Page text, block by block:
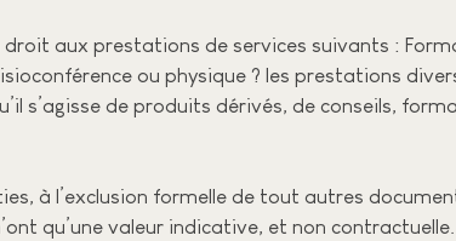
aux prestations de services suivants :
ou physique ? les prestations
s’agisse de produits dérivés, de conseils,
à l’exclusion formelle de tout autres
qu’une valeur indicative, et non contractuelle.